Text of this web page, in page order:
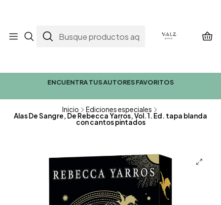
ENCUENTRA TUS AUTORES FAVORITOS
Inicio Ediciones especiales
Alas De Sangre, De Rebecca Yarros, Vol. 1. Ed. tapa blanda
con cantos pintados